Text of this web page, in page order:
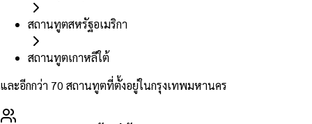
สถานทูตสหรัฐอเมริกา
สถานทูตเกาหลีใต้
และอีกกว่า 70 สถานทูตที่ตั้งอยู่ในกรุงเทพมหานคร